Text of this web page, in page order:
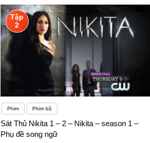
Tập
2
Phim Phim bộ
Sát Thủ Nikita 1 – 2 – Nikita – season 1 –
Phụ đề song ngữ